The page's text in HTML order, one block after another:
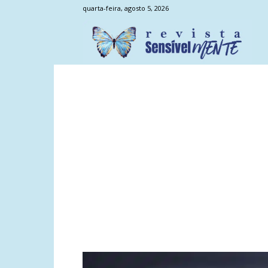
quarta-feira, agosto 5, 2026